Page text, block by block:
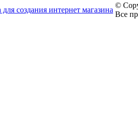
создания интернет магазина
©
Все